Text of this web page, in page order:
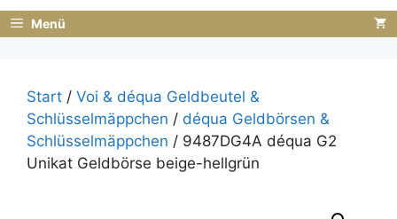
Menü
Start / Voi & déqua Geldbeutel &
Schlüsselmäppchen / déqua Geldbörsen &
Schlüsselmäppchen / 9487DG4A déqua G2
Unikat Geldbörse beige-hellgrün